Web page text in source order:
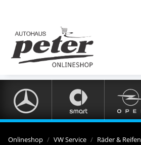
Onlineshop VW Service Räder & Reifen